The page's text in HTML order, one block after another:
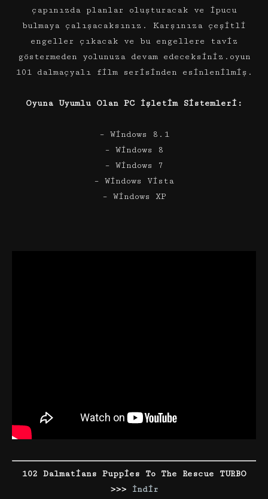
çapınızda planlar oluşturacak ve ipucu
bulmaya çalışacaksınız. Karşınıza çeşitli
engeller çıkacak ve bu engellere taviz
göstermeden yolunuza devam edeceksiniz.oyun
101 dalmaçyalı film serisinden esinlenilmiş.
Oyuna Uyumlu Olan PC İşletim Sistemleri:
– Windows 8.1
– Windows 8
– Windows 7
– Windows Vista
– Windows XP
102 Dalmatians Puppies To The Rescue TURBO
>>>
İndir